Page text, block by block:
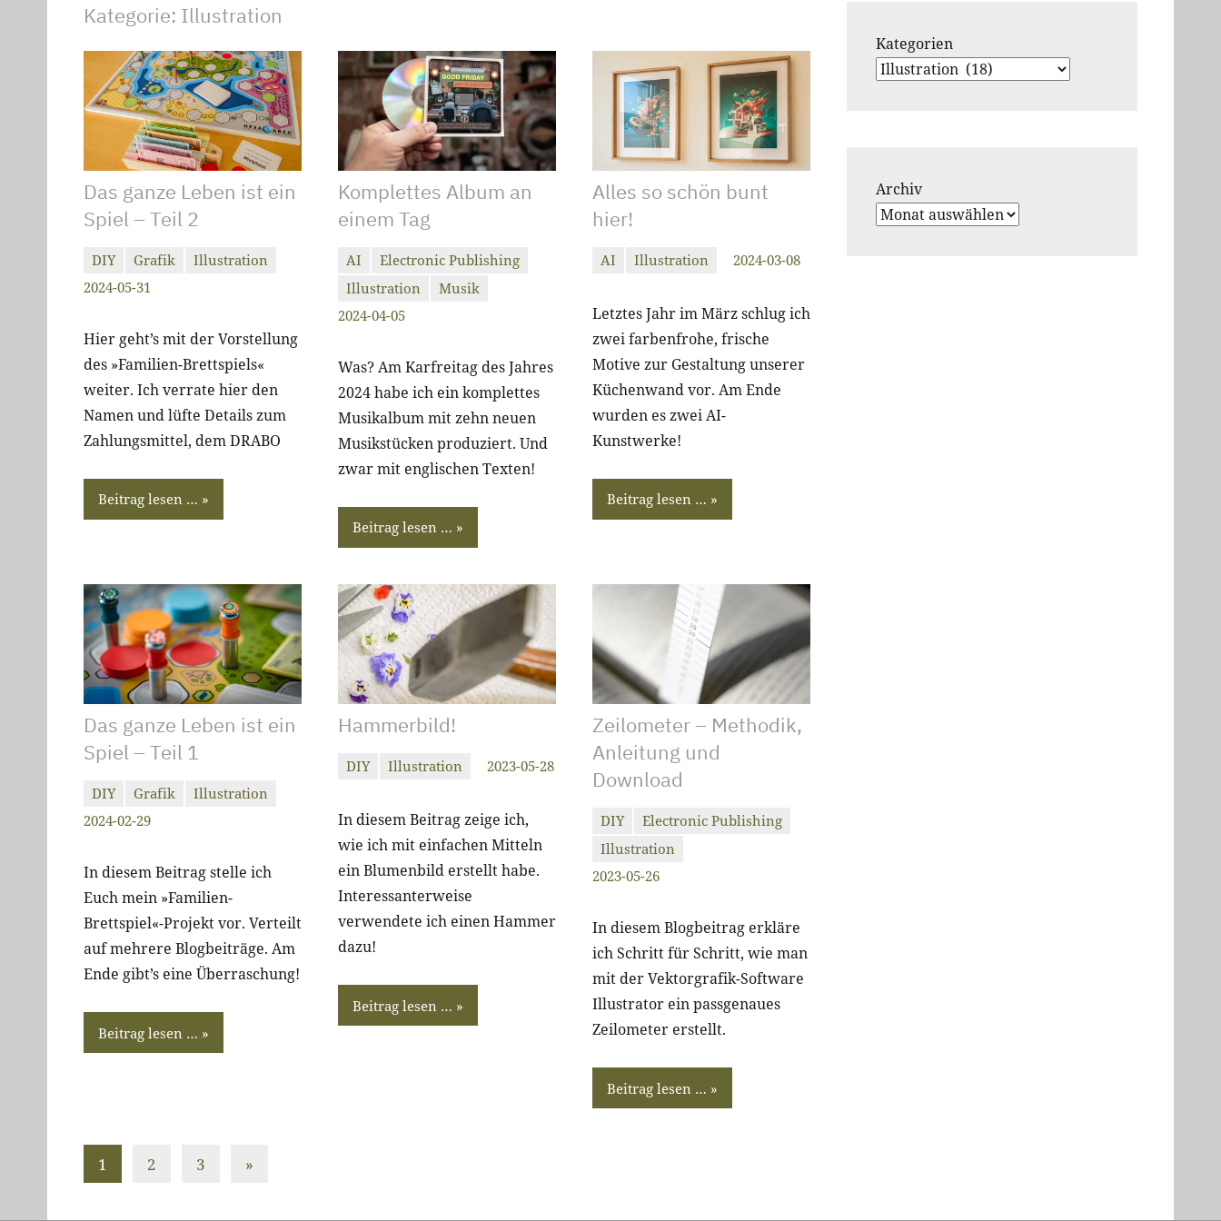
Kategorie: Illustration
Das ganze Leben ist ein
Spiel – Teil 2
DIY Grafik
Illustration
2024-05-31
christiandrab
2
Hier geht’s mit der Vorstellung
des »Familien-Brettspiels«
weiter. Ich verrate hier den
Namen und lüfte Details zum
Zahlungsmittel, dem DRABO
Beitrag lesen …
Komplettes Album an
einem Tag
AI
Electronic Publishing
Illustration
Musik
2024-04-05
christiandrab
Keine
Kommentare
Was? Am Karfreitag des Jahres
2024 habe ich ein komplettes
Musikalbum mit zehn neuen
Musikstücken produziert. Und
zwar mit englischen Texten!
Beitrag lesen …
Alles so schön bunt
hier!
AI Illustration 2024-03-08
Letztes Jahr im März schlug ich
zwei farbenfrohe, frische
Motive zur Gestaltung unserer
Küchenwand vor. Am Ende
wurden es zwei AI-
Kunstwerke!
Beitrag lesen …
Das ganze Leben ist ein
Spiel – Teil 1
DIY Grafik
Illustration
2024-02-29
christiandrab
Ein
In diesem Beitrag stelle ich
Euch mein »Familien-
Brettspiel«-Projekt vor. Verteilt
auf mehrere Blogbeiträge. Am
Ende gibt’s eine Überraschung!
Beitrag lesen …
Hammerbild!
DIY Illustration 2023-05-28
In diesem Beitrag zeige ich,
wie ich mit einfachen Mitteln
ein Blumenbild erstellt habe.
Interessanterweise
verwendete ich einen Hammer
dazu!
Beitrag lesen …
Zeilometer – Methodik,
Anleitung und
Download
DIY
Electronic Publishing
Illustration
2023-05-26
christiandrab
Keine
Kommentare
In diesem Blogbeitrag erkläre
ich Schritt für Schritt, wie man
mit der Vektorgrafik-Software
Illustrator ein passgenaues
Zeilometer erstellt.
Beitrag lesen …
Seitennummerierung
1 2 3
Nächste
»
Kategorien
Archiv